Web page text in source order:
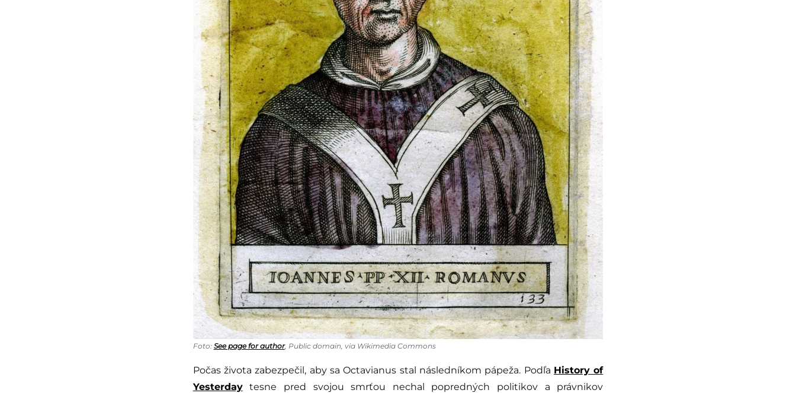
Foto: See page for author, Public domain, via Wikimedia Commons
Počas života zabezpečil, aby sa Octavianus stal následníkom pápeža. Podľa History of
Yesterdaytesne pred svojou smrťou nechal popredných politikov a právnikov